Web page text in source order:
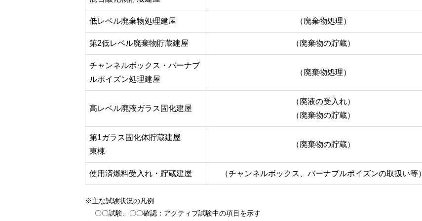
低レベル廃棄物処理建屋 （廃棄物処理）
第2低レベル廃棄物貯蔵建屋 （廃棄物の貯蔵）
チャンネルボックス・バーナブ
ルポイズン処理建屋
（廃棄物処理）
高レベル廃液ガラス固化建屋
（廃液の受入れ）
（廃棄物の貯蔵）
第1ガラス固化体貯蔵建屋
東棟
（廃棄物の貯蔵）
使用済燃料受入れ・貯蔵建屋 （チャンネルボックス、バーナブルポイズンの取扱い等）
※主な試験状況の凡例
〇〇試験、〇〇確認 ：アクティブ試験中の項目を示す